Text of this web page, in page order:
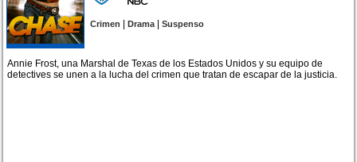
Crimen |Drama|Suspenso
Annie Frost, una Marshal de Texas de los Estados Unidos y su equipo de
detectives se unen a la lucha del crimen que tratan de escapar de la justicia.